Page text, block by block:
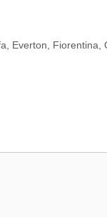
, Everton, Fiorentina,